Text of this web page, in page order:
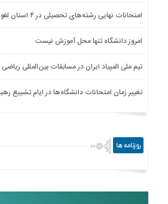
امتحانات نهایی رشته‌های تحصیلی در ۴ استان لغو شد
امروز دانشگاه تنها محل آموزش نیست
تیم ملی المپیاد ایران در مسابقات بین‌المللی
تغییر زمان امتحانات دانشگاه‌ها در ایام تشییع
روزنامه ها